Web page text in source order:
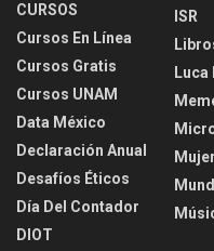
CURSOS
Cursos En Línea
Cursos Gratis
Cursos UNAM
Data México
Declaración Anual
Desafíos Éticos
Día Del Contador
DIOT
ISR